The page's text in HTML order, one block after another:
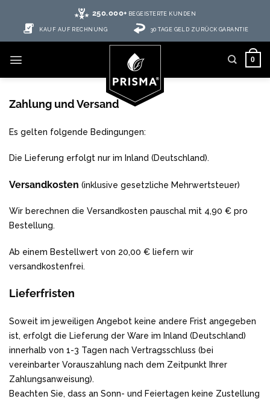
250.000+ BEGEISTERTE KUNDEN
KAUF AUF RECHNUNG 30 TAGE GELD ZURÜCK GARANTIE
0
Zahlung und Versand
Es gelten folgende Bedingungen:
Die Lieferung erfolgt nur im Inland (Deutschland).
Versandkosten (inklusive gesetzliche Mehrwertsteuer)
Wir berechnen die Versandkosten pauschal mit 4,90 € pro
Bestellung.
Ab einem Bestellwert von 20,00 € liefern wir
versandkostenfrei.
Lieferfristen
Soweit im jeweiligen Angebot keine andere Frist angegeben
ist, erfolgt die Lieferung der Ware im Inland (Deutschland)
innerhalb von 1-3 Tagen nach Vertragsschluss (bei
vereinbarter Vorauszahlung nach dem Zeitpunkt Ihrer
Zahlungsanweisung).
Beachten Sie, dass an Sonn- und Feiertagen keine Zustellung